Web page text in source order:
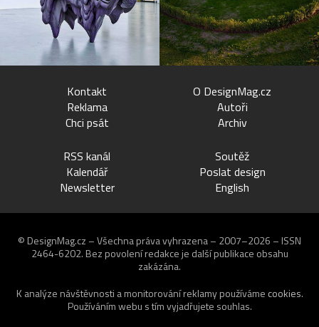
Kontakt
Reklama
Chci psát
O DesignMag.cz
Autoři
Archiv
RSS kanál
Kalendář
Newsletter
Soutěž
Poslat design
English
© DesignMag.cz – Všechna práva vyhrazena – 2007–2026 – ISSN
2464-6202. Bez povolení redakce je další publikace obsahu
zakázána.
K analýze návštěvnosti a monitorování reklamy používáme cookies.
Používáním webu s tím vyjadřujete souhlas.